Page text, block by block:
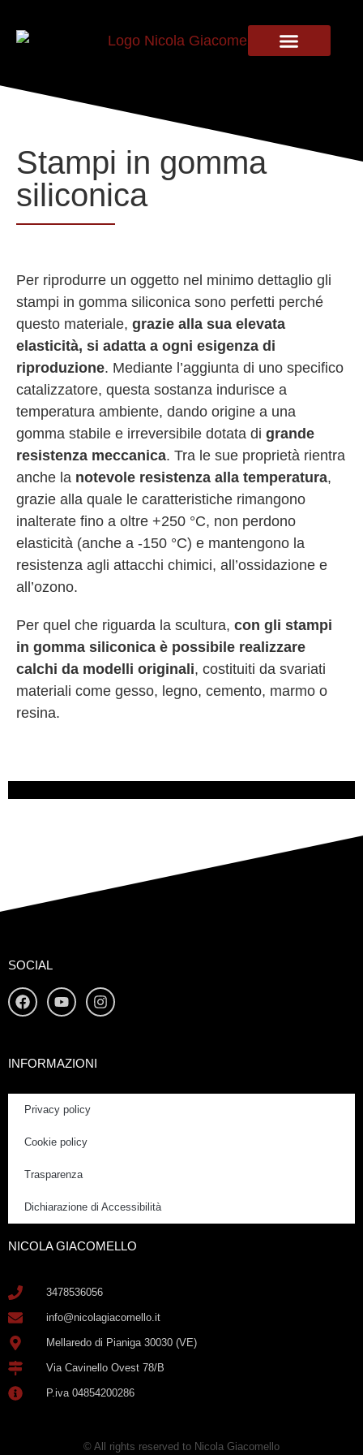
Stampi in gomma
siliconica
Per riprodurre un oggetto nel minimo dettaglio gli
stampi in gomma siliconica sono perfetti perché
questo materiale, grazie alla sua elevata
elasticità, si adatta a ogni esigenza di
riproduzione. Mediante l’aggiunta di uno specifico
catalizzatore, questa sostanza indurisce a
temperatura ambiente, dando origine a una
gomma stabile e irreversibile dotata di grande
resistenza meccanica. Tra le sue proprietà rientra
anche la notevole resistenza alla temperatura,
grazie alla quale le caratteristiche rimangono
inalterate fino a oltre +250 °C, non perdono
elasticità (anche a -150 °C) e mantengono la
resistenza agli attacchi chimici, all’ossidazione e
all’ozono.
Per quel che riguarda la scultura, con gli stampi
in gomma siliconica è possibile realizzare
calchi da modelli originali, costituiti da svariati
materiali come gesso, legno, cemento, marmo o
resina.
SOCIAL
INFORMAZIONI
Privacy policy
Cookie policy
Trasparenza
Dichiarazione di Accessibilità
NICOLA GIACOMELLO
3478536056
info@nicolagiacomello.it
Mellaredo di Pianiga 30030 (VE)
Via Cavinello Ovest 78/B
P.iva 04854200286
© All rights reserved to Nicola Giacomello